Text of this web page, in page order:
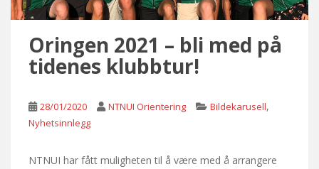
Oringen 2021 – bli med på
tidenes klubbtur!
28/01/2020 NTNUI Orientering Bildekarusell,
Nyhetsinnlegg
NTNUI har fått muligheten til å være med å arrangere